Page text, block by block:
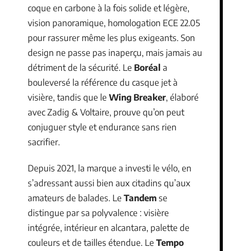
coque en carbone à la fois solide et légère,
vision panoramique, homologation ECE 22.05
pour rassurer même les plus exigeants. Son
design ne passe pas inaperçu, mais jamais au
détriment de la sécurité. Le Boréal a
bouleversé la référence du casque jet à
visière, tandis que le Wing Breaker, élaboré
avec Zadig & Voltaire, prouve qu’on peut
conjuguer style et endurance sans rien
sacrifier.
Depuis 2021, la marque a investi le vélo, en
s’adressant aussi bien aux citadins qu’aux
amateurs de balades. Le Tandemse
distingue par sa polyvalence : visière
intégrée, intérieur en alcantara, palette de
couleurs et de tailles étendue. Le Tempo